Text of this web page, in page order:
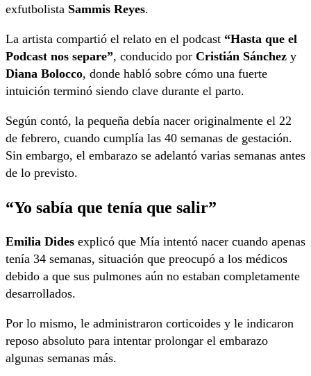
exfutbolista Sammis Reyes.
La artista compartió el relato en el podcast “Hasta que el
Podcast nos separe”, conducido por Cristián Sánchez y
Diana Bolocco, donde habló sobre cómo una fuerte
intuición terminó siendo clave durante el parto.
Según contó, la pequeña debía nacer originalmente el 22
de febrero, cuando cumplía las 40 semanas de gestación.
Sin embargo, el embarazo se adelantó varias semanas antes
de lo previsto.
“Yo sabía que tenía que salir”
Emilia Dides explicó que Mía intentó nacer cuando apenas
tenía 34 semanas, situación que preocupó a los médicos
debido a que sus pulmones aún no estaban completamente
desarrollados.
Por lo mismo, le administraron corticoides y le indicaron
reposo absoluto para intentar prolongar el embarazo
algunas semanas más.